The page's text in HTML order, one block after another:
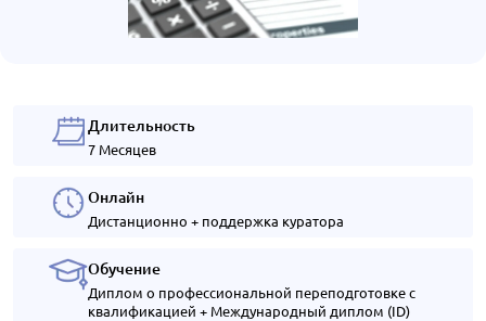
Длительность
7 Месяцев
Онлайн
Дистанционно + поддержка куратора
Обучение
Диплом о профессиональной переподготовке с
квалификацией + Международный диплом (ID)